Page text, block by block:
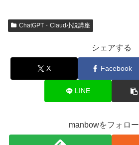
ChatGPT・Claud小説講座
シェアする
X Facebook
LINE
manbowをフォロ